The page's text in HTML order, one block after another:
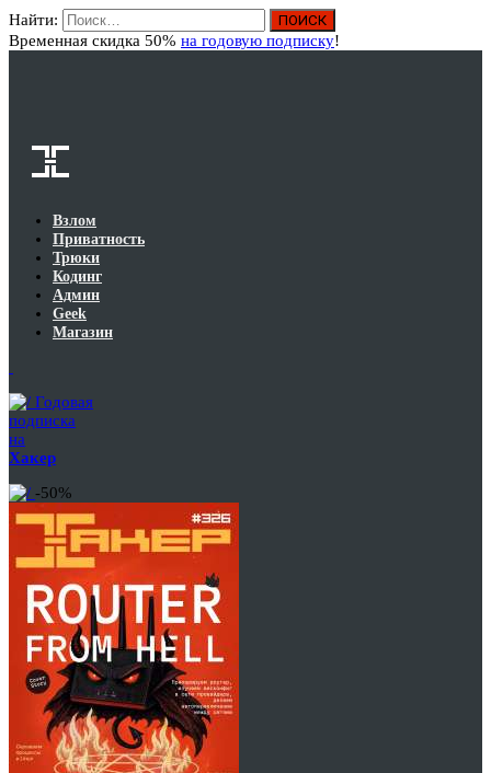
Найти:
Временная скидка 50% на годовую подписку!
Взлом
Приватность
Трюки
Кодинг
Админ
Geek
Магазин
Годовая
подписка
на
Хакер
-50%